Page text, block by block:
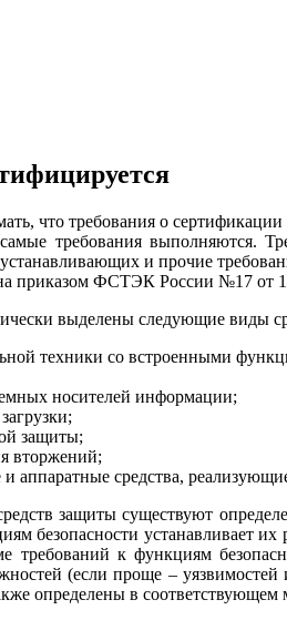
что требования о
требования выполняются.
и прочие
приказом ФСТЭК России №17 от
выделены следующие виды
техники со встроенными
носителей информации;
защиты;
вторжений;
аппаратные средства,
защиты существуют
безопасности устанавливает
требований к функциям
(если проще –
определены в